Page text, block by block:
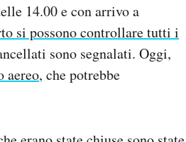
14.00 e con arrivo a
si possono controllare tutti i
sono segnalati. Oggi,
aereo, che potrebbe